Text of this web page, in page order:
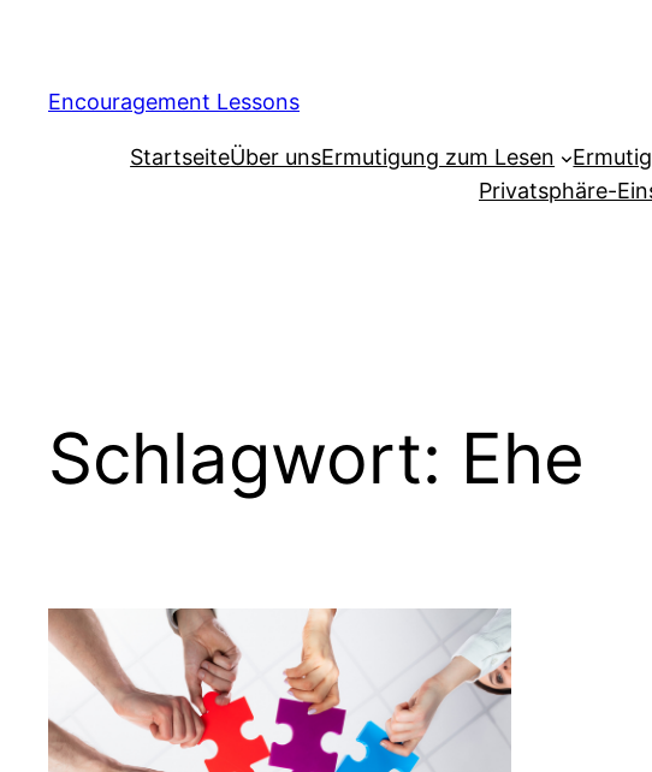
Encouragement Lessons
StartseiteÜber unsErmutigung zum Lesen
Privatsphäre-
Schlagwort: Ehe